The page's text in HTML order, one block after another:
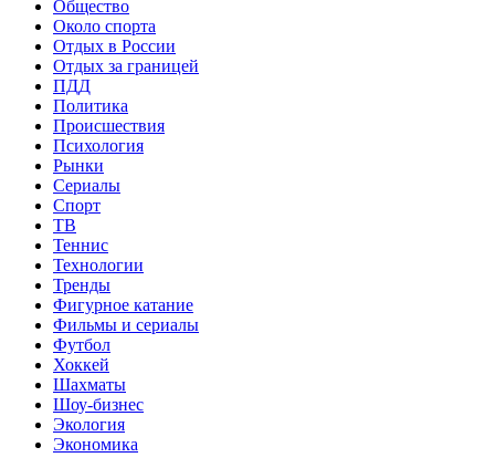
Общество
Около спорта
Отдых в России
Отдых за границей
ПДД
Политика
Происшествия
Психология
Рынки
Сериалы
Спорт
ТВ
Теннис
Технологии
Тренды
Фигурное катание
Фильмы и сериалы
Футбол
Хоккей
Шахматы
Шоу-бизнес
Экология
Экономика